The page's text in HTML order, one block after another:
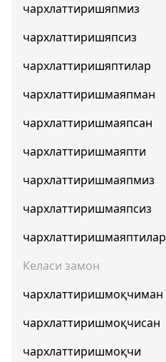
чархлаттиришяпмиз
чархлаттиришяпсиз
чархлаттиришяптилар
чархлаттиришмаяпман
чархлаттиришмаяпсан
чархлаттиришмаяпти
чархлаттиришмаяпмиз
чархлаттиришмаяпсиз
чархлаттиришмаяптилар
Келаси замон
чархлаттиришмоқчиман
чархлаттиришмоқчисан
чархлаттиришмоқчи